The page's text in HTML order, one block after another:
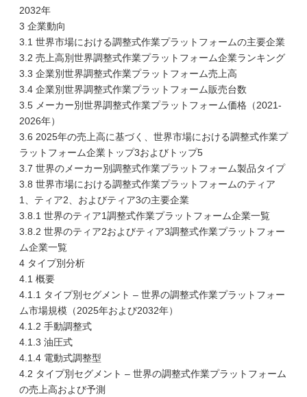
2032年
3 企業動向
3.1 世界市場における調整式作業プラットフォームの主要企業
3.2 売上高別世界調整式作業プラットフォーム企業ランキング
3.3 企業別世界調整式作業プラットフォーム売上高
3.4 企業別世界調整式作業プラットフォーム販売台数
3.5 メーカー別世界調整式作業プラットフォーム価格（2021-
2026年）
3.6 2025年の売上高に基づく、世界市場における調整式作業プ
ラットフォーム企業トップ3およびトップ5
3.7 世界のメーカー別調整式作業プラットフォーム製品タイプ
3.8 世界市場における調整式作業プラットフォームのティア
1、ティア2、およびティア3の主要企業
3.8.1 世界のティア1調整式作業プラットフォーム企業一覧
3.8.2 世界のティア2およびティア3調整式作業プラットフォー
ム企業一覧
4 タイプ別分析
4.1 概要
4.1.1 タイプ別セグメント – 世界の調整式作業プラットフォー
ム市場規模（2025年および2032年）
4.1.2 手動調整式
4.1.3 油圧式
4.1.4 電動式調整型
4.2 タイプ別セグメント – 世界の調整式作業プラットフォーム
の売上高および予測